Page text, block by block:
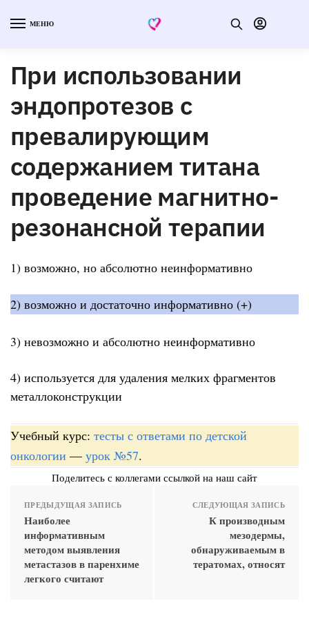
МЕНЮ
При использовании
эндопротезов с
превалирующим
содержанием титана
проведение магнитно-
резонансной терапии
1) возможно, но абсолютно неинформативно
2) возможно и достаточно информативно (+)
3) невозможно и абсолютно неинформативно
4) используется для удаления мелких фрагментов
металлоконструкции
Учебный курс: тесты с ответами по детской
онкологии — урок №57.
Поделитесь с коллегами ссылкой на наш сайт
ПРЕДЫДУЩАЯ ЗАПИСЬ
Наиболее
информативным
методом выявления
метастазов в паренхиме
легкого считают
СЛЕДУЮЩАЯ ЗАПИСЬ
К производным
мезодермы,
обнаруживаемым в
тератомах, относят